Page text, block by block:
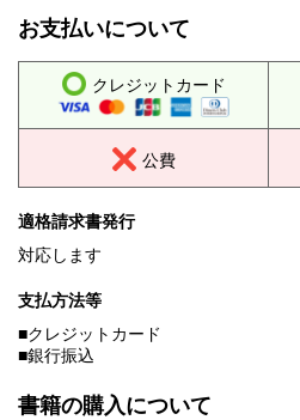
お支払いについて
クレジットカード
公費
適格請求書発行
対応します
支払方法等
■クレジットカード
■銀行振込
書籍の購入について